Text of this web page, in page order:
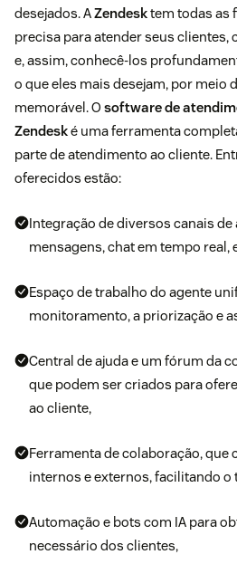
desejados. AZendesktem todas as
precisa para atender seus clientes,
e, assim, conhecê-los
o que eles mais desejam, por meio
memorável. O software de
Zendeské uma ferramenta
parte de atendimento ao cliente.
oferecidos estão:
Integração de diversos canais
mensagens, chat em tempo real,
Espaço de trabalho do agente
monitoramento, a priorização e
Central de ajuda e um fórum da
que podem ser criados para
ao cliente,
Ferramenta de colaboração, que
internos e externos, facilitando
Automação e bots com IA para
necessário dos clientes,